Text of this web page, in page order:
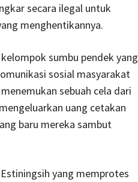
secara ilegal untuk
menghentikannya.
sumbu pendek yang
sosial masyarakat
sebuah cela dari
uang cetakan
baru mereka sambut
yang memprotes